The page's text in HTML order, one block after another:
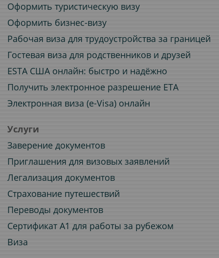
Оформить туристическую визу
Оформить бизнес-визу
Рабочая виза для трудоустройства за границей
Гостевая виза для родственников и друзей
ESTA США онлайн: быстро и надёжно
Получить электронное разрешение ETA
Электронная виза (e-Visa) онлайн
Услуги
Заверение документов
Приглашения для визовых заявлений
Легализация документов
Страхование путешествий
Переводы документов
Сертификат A1 для работы за рубежом
Виза